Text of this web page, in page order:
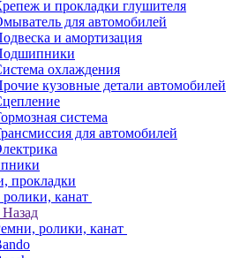
и прокладки глушителя
для автомобилей
и амортизация
охлаждения
кузовные детали автомобилей
система
для автомобилей
прокладки
канат
Назад
ролики, канат